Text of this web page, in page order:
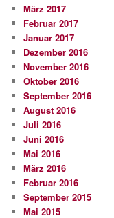
März 2017
Februar 2017
Januar 2017
Dezember 2016
November 2016
Oktober 2016
September 2016
August 2016
Juli 2016
Juni 2016
Mai 2016
März 2016
Februar 2016
September 2015
Mai 2015